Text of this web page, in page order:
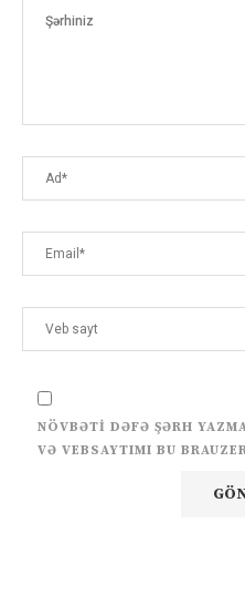
NÖVBƏTI DƏFƏ ŞƏRH
VƏ VEBSAYTIMI BU